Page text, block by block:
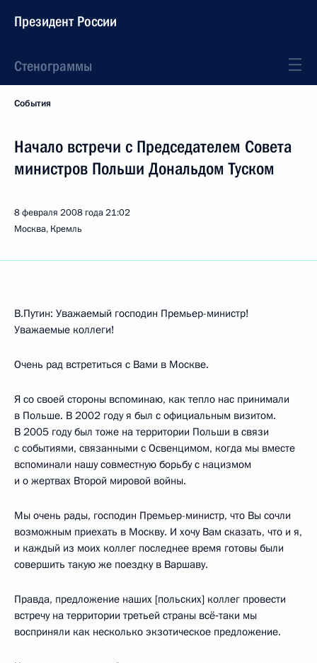
Президент России
Стенограммы
События
Начало встречи с Председателем Совета
министров Польши Дональдом Туском
8 февраля 2008 года21:02
Москва, Кремль
В.Путин: Уважаемый господин Премьер-министр!
Уважаемые коллеги!
Очень рад встретиться с Вами в Москве.
Я со своей стороны вспоминаю, как тепло нас принимали
в Польше. В 2002 году я был с официальным визитом.
В 2005 году был тоже на территории Польши в связи
с событиями, связанными с Освенцимом, когда мы вместе
вспоминали нашу совместную борьбу с нацизмом
и о жертвах Второй мировой войны.
Мы очень рады, господин Премьер-министр, что Вы сочли
возможным приехать в Москву. И хочу Вам сказать, что и я,
и каждый из моих коллег последнее время готовы были
совершить такую же поездку в Варшаву.
Правда, предложение наших [польских] коллег провести
встречу на территории третьей страны всё‑таки мы
восприняли как несколько экзотическое предложение.